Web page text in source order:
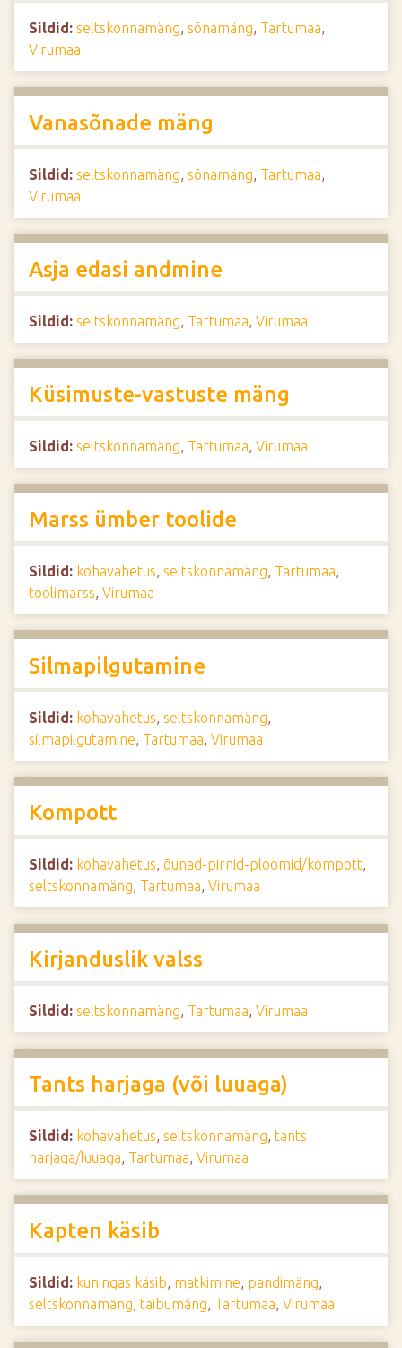
Sildid: seltskonnamäng, sõnamäng, Tartumaa,
Virumaa
Vanasõnade mäng
Sildid: seltskonnamäng, sõnamäng, Tartumaa,
Virumaa
Asja edasi andmine
Sildid: seltskonnamäng, Tartumaa, Virumaa
Küsimuste-vastuste mäng
Sildid: seltskonnamäng, Tartumaa, Virumaa
Marss ümber toolide
Sildid: kohavahetus, seltskonnamäng, Tartumaa,
toolimarss, Virumaa
Silmapilgutamine
Sildid: kohavahetus, seltskonnamäng,
silmapilgutamine, Tartumaa, Virumaa
Kompott
Sildid: kohavahetus, õunad-pirnid-ploomid/kompott,
seltskonnamäng, Tartumaa, Virumaa
Kirjanduslik valss
Sildid: seltskonnamäng, Tartumaa, Virumaa
Tants harjaga (või luuaga)
Sildid: kohavahetus, seltskonnamäng, tants
harjaga/luuaga, Tartumaa, Virumaa
Kapten käsib
Sildid: kuningas käsib, matkimine, pandimäng,
seltskonnamäng, taibumäng, Tartumaa, Virumaa